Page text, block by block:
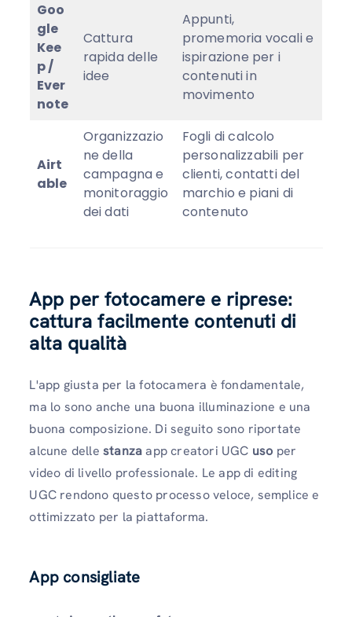
Goo
gle
Kee
p /
Ever
note
Cattura
rapida delle
idee
Appunti,
promemoria vocali e
ispirazione per i
contenuti in
movimento
Airt
able
Organizzazio
ne della
campagna e
monitoraggio
dei dati
Fogli di calcolo
personalizzabili per
clienti, contatti del
marchio e piani di
contenuto
App per fotocamere e riprese:
cattura facilmente contenuti di
alta qualità
L'app giusta per la fotocamera è fondamentale,
ma lo sono anche una buona illuminazione e una
buona composizione. Di seguito sono riportate
alcune delle stanzaapp creatori UGC uso per
video di livello professionale. Le app di editing
UGC rendono questo processo veloce, semplice e
ottimizzato per la piattaforma.
App consigliate